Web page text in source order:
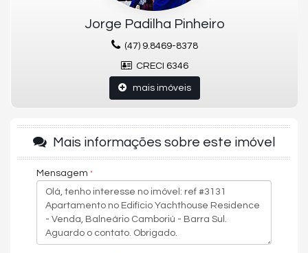
Espaço de Alongamento
Vestiário Feminino e Masculino.
Piscina adulto, está ficará entre o vão das torres, com aprox. 11m de
iluminação solar e a vista privilegiada das torres, Piscina infantil
Spa feminino, com ofurôs, sauna úmida e seca e salas de
massagem, Salão de beleza.
massagem.
Jorge Padilha Pinheiro
(47) 9.8469-8378
CRECI 6346
mais imóveis
Mais informações sobre este imóvel
Mensagem